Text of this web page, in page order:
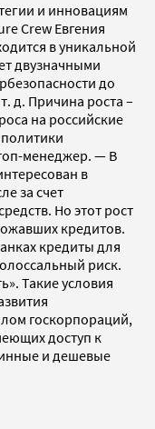
и инновациям
Crew Евгения
в уникальной
двузначными
до
д. Причина роста –
на российские
менеджер. — В
в
за счет
Но этот рост
кредитов.
кредиты для
риск.
Такие условия
госкорпораций,
доступ к
и дешевые